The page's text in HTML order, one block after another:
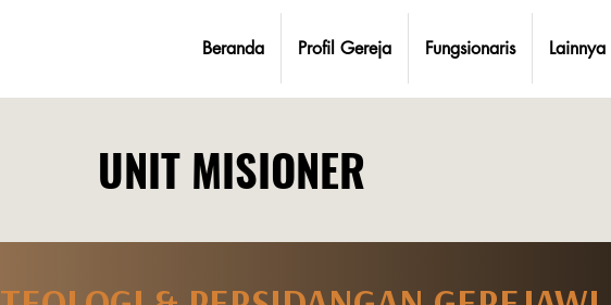
Beranda Profil Gereja Fungsionaris Lainnya
UNIT MISIONER